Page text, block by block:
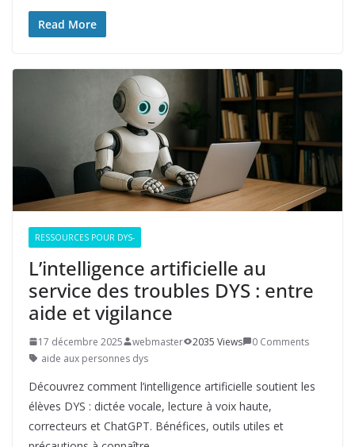
Read More
RESSOURCES POUR DYS-
L’intelligence artificielle au
service des troubles DYS : entre
aide et vigilance
17 décembre 2025 webmaster 2035 Views
0 Comments
aide aux personnes dys
Découvrez comment l’intelligence artificielle soutient les
élèves DYS : dictée vocale, lecture à voix haute,
correcteurs et ChatGPT. Bénéfices, outils utiles et